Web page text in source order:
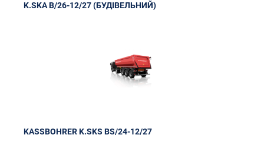
K.SKA B/26-12/27 (БУДІВЕЛЬНИЙ)
KASSBOHRER K.SKS BS/24-12/27